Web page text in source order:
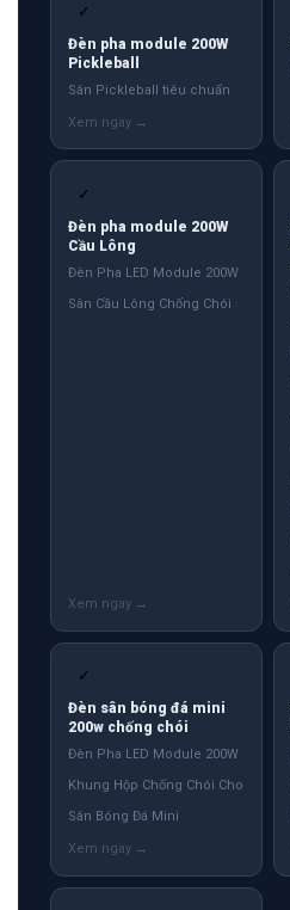
✓
Đèn pha module 200W
Pickleball
Sân Pickleball tiêu chuẩn
✓
Đèn pha module 200W
Cầu Lông
Đèn Pha LED Module 200W
Sân Cầu Lông Chống Chói
✓
Đèn sân bóng đá mini
200w chống chói
Đèn Pha LED Module 200W
Khung Hộp Chống Chói Cho
Sân Bóng Đá Mini